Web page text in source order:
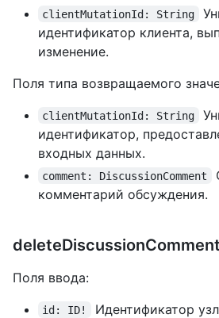
clientMutationId: String
идентификатор клиента,
изменение.
Поля типа возвращаемого
clientMutationId: String
идентификатор,
входных данных.
comment: DiscussionComment
комментарий обсуждения.
deleteDiscussionComment
Поля ввода:
id: ID!
Идентификатор